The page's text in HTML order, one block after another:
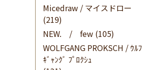
Micedraw / マイスドロー
(219)
NEW. / few (105)
WOLFGANG PROKSCH / ｳﾙﾌ
ｷﾞｬﾝｸﾞ ﾌﾟﾛｸｼｭ